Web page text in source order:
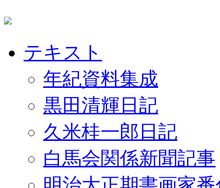
テキスト
年紀資料集成
黒田清輝日記
久米桂一郎日記
白馬会関係新聞記事